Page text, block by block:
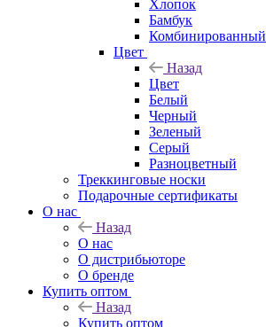
Хлопок
Бамбук
Комбинированный
Цвет
Назад
Цвет
Белый
Черный
Зеленый
Серый
Разноцветный
Треккинговые носки
Подарочные сертификаты
О нас
Назад
О нас
О дистрибьюторе
О бренде
Купить оптом
Назад
Купить оптом